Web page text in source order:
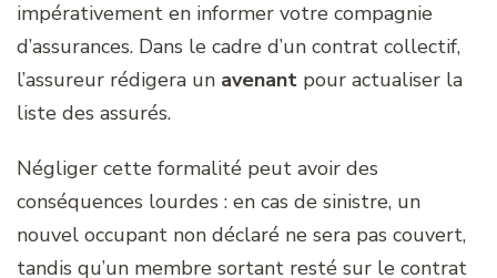
impérativement en informer votre compagnie
d’assurances. Dans le cadre d’un contrat collectif,
l’assureur rédigera un avenant pour actualiser la
liste des assurés.
Négliger cette formalité peut avoir des
conséquences lourdes : en cas de sinistre, un
nouvel occupant non déclaré ne sera pas couvert,
tandis qu’un membre sortant resté sur le contrat